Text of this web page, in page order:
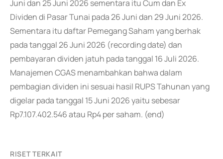
Juni dan 25 Juni 2026 sementara itu Cum dan Ex
Dividen di Pasar Tunai pada 26 Juni dan 29 Juni 2026.
Sementara itu daftar Pemegang Saham yang berhak
pada tanggal 26 Juni 2026 (recording date) dan
pembayaran dividen jatuh pada tanggal 16 Juli 2026.
Manajemen CGAS menambahkan bahwa dalam
pembagian dividen ini sesuai hasil RUPS Tahunan yang
digelar pada tanggal 15 Juni 2026 yaitu sebesar
Rp7.107.402.546 atau Rp4 per saham. (end)
RISET TERKAIT